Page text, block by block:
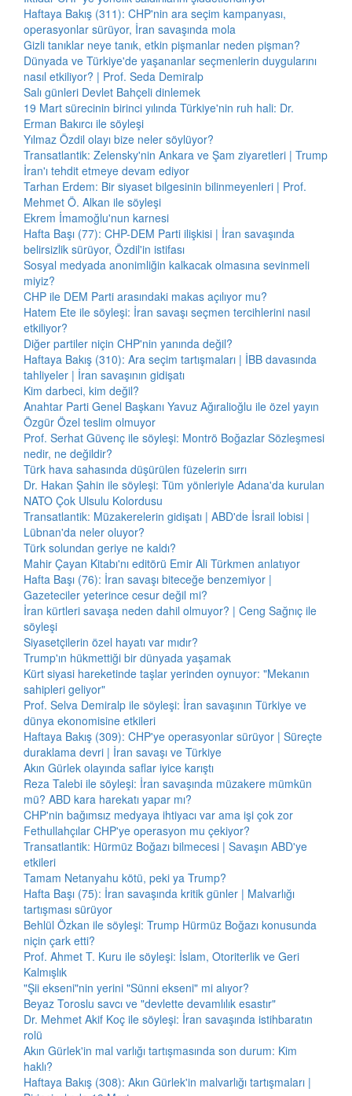
Haftaya Bakış (311): CHP'nin ara seçim kampanyası,
operasyonlar sürüyor, İran savaşında mola
Gizli tanıklar neye tanık, etkin pişmanlar neden pişman?
Dünyada ve Türkiye'de yaşananlar seçmenlerin duygularını
nasıl etkiliyor? | Prof. Seda Demiralp
Salı günleri Devlet Bahçeli dinlemek
19 Mart sürecinin birinci yılında Türkiye'nin ruh hali: Dr.
Erman Bakırcı ile söyleşi
Yılmaz Özdil olayı bize neler söylüyor?
Transatlantik: Zelensky'nin Ankara ve Şam ziyaretleri | Trump
İran'ı tehdit etmeye devam ediyor
Tarhan Erdem: Bir siyaset bilgesinin bilinmeyenleri | Prof.
Mehmet Ö. Alkan ile söyleşi
Ekrem İmamoğlu'nun karnesi
Hafta Başı (77): CHP-DEM Parti ilişkisi | İran savaşında
belirsizlik sürüyor, Özdil'in istifası
Sosyal medyada anonimliğin kalkacak olmasına sevinmeli
miyiz?
CHP ile DEM Parti arasındaki makas açılıyor mu?
Hatem Ete ile söyleşi: İran savaşı seçmen tercihlerini nasıl
etkiliyor?
Diğer partiler niçin CHP'nin yanında değil?
Haftaya Bakış (310): Ara seçim tartışmaları | İBB davasında
tahliyeler | İran savaşının gidişatı
Kim darbeci, kim değil?
Anahtar Parti Genel Başkanı Yavuz Ağıralioğlu ile özel yayın
Özgür Özel teslim olmuyor
Prof. Serhat Güvenç ile söyleşi: Montrö Boğazlar Sözleşmesi
nedir, ne değildir?
Türk hava sahasında düşürülen füzelerin sırrı
Dr. Hakan Şahin ile söyleşi: Tüm yönleriyle Adana'da kurulan
NATO Çok Ulsulu Kolordusu
Transatlantik: Müzakerelerin gidişatı | ABD'de İsrail lobisi |
Lübnan'da neler oluyor?
Türk solundan geriye ne kaldı?
Mahir Çayan Kitabı'nı editörü Emir Ali Türkmen anlatıyor
Hafta Başı (76): İran savaşı biteceğe benzemiyor |
Gazeteciler yeterince cesur değil mi?
İran kürtleri savaşa neden dahil olmuyor? | Ceng Sağnıç ile
söyleşi
Siyasetçilerin özel hayatı var mıdır?
Trump'ın hükmettiği bir dünyada yaşamak
Kürt siyasi hareketinde taşlar yerinden oynuyor: "Mekanın
sahipleri geliyor"
Prof. Selva Demiralp ile söyleşi: İran savaşının Türkiye ve
dünya ekonomisine etkileri
Haftaya Bakış (309): CHP'ye operasyonlar sürüyor | Süreçte
duraklama devri | İran savaşı ve Türkiye
Akın Gürlek olayında saflar iyice karıştı
Reza Talebi ile söyleşi: İran savaşında müzakere mümkün
mü? ABD kara harekatı yapar mı?
CHP'nin bağımsız medyaya ihtiyacı var ama işi çok zor
Fethullahçılar CHP'ye operasyon mu çekiyor?
Transatlantik: Hürmüz Boğazı bilmecesi | Savaşın ABD'ye
etkileri
Tamam Netanyahu kötü, peki ya Trump?
Hafta Başı (75): İran savaşında kritik günler | Malvarlığı
tartışması sürüyor
Behlül Özkan ile söyleşi: Trump Hürmüz Boğazı konusunda
niçin çark etti?
Prof. Ahmet T. Kuru ile söyleşi: İslam, Otoriterlik ve Geri
Kalmışlık
"Şii ekseni"nin yerini "Sünni ekseni" mi alıyor?
Beyaz Toroslu savcı ve "devlette devamlılık esastır"
Dr. Mehmet Akif Koç ile söyleşi: İran savaşında istihbaratın
rolü
Akın Gürlek'in mal varlığı tartışmasında son durum: Kim
haklı?
Haftaya Bakış (308): Akın Gürlek'in malvarlığı tartışmaları |